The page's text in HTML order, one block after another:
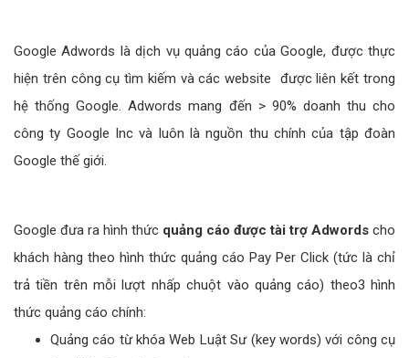
Google Adwords là dịch vụ quảng cáo của Google, được thực
hiện trên công cụ tìm kiếm và các website được liên kết trong
hệ thống Google. Adwords mang đến > 90% doanh thu cho
công ty Google Inc và luôn là nguồn thu chính của tập đoàn
Google thế giới.
Google đưa ra hình thức quảng cáo được tài trợ Adwords cho
khách hàng theo hình thức quảng cáo Pay Per Click (tức là chỉ
trả tiền trên mỗi lượt nhấp chuột vào quảng cáo) theo3 hình
thức quảng cáo chính:
Quảng cáo từ khóa Web Luật Sư (key words) với công cụ